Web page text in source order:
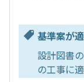
基準案が
設計図書
の工事に